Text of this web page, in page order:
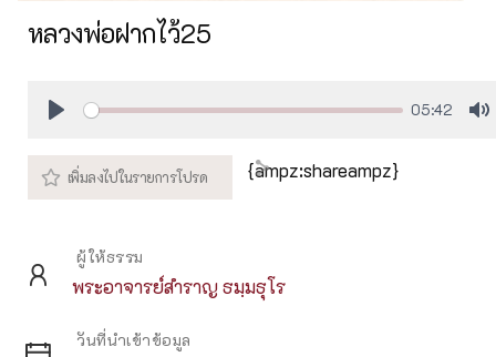
หลวงพ่อฝากไว้25
05:42
{ampz:shareampz}
ผู้ให้ธรรม
พระอาจารย์สำราญ ธมฺมธุโร
วันที่นำเข้าข้อมูล